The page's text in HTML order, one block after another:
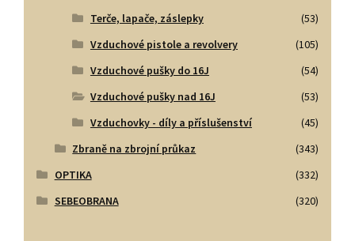
Terče, lapače, záslepky
(53)
Vzduchové pistole a revolvery
(105)
Vzduchové pušky do 16J
(54)
Vzduchové pušky nad 16J
(53)
Vzduchovky - díly a příslušenství
(45)
Zbraně na zbrojní průkaz
(343)
OPTIKA
(332)
SEBEOBRANA
(320)